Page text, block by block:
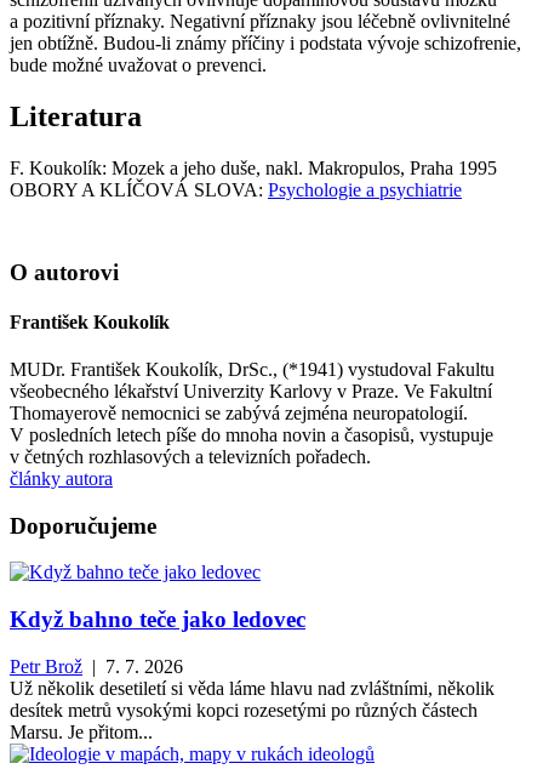
a pozitivní příznaky. Negativní příznaky jsou léčebně ovlivnitelné
jen obtížně. Budou-li známy příčiny i podstata vývoje schizofrenie,
bude možné uvažovat o prevenci.
Literatura
F. Koukolík: Mozek a jeho duše, nakl. Makropulos, Praha 1995
OBORY A KLÍČOVÁ SLOVA: Psychologie a psychiatrie
O autorovi
František Koukolík
MUDr. František Koukolík, DrSc., (*1941) vystudoval Fakultu
všeobecného lékařství Univerzity Karlovy v Praze. Ve Fakultní
Thomayerově nemocnici se zabývá zejména neuropatologií.
V posledních letech píše do mnoha novin a časopisů, vystupuje
v četných rozhlasových a televizních pořadech.
články autora
Doporučujeme
Když bahno teče jako ledovec
Petr Brož | 7. 7. 2026
Už několik desetiletí si věda láme hlavu nad zvláštními, několik
desítek metrů vysokými kopci rozesetými po různých částech
Marsu. Je přitom...